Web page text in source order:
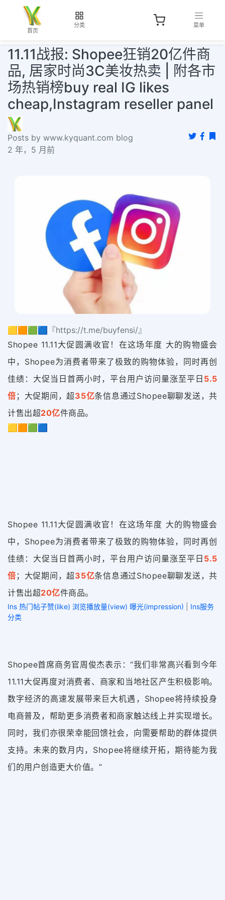
首页
分类 菜单
11.11战报: Shopee狂销20亿件商
品, 居家时尚3C美妆热卖 | 附各市
场热销榜buy real IG likes
cheap,Instagram reseller panel
Posts by www.kyquant.com blog
2 年，5 月前
🟨🟧🟩🟦『https://t.me/buyfensi/』
Shopee 11.11大促圆满收官！在这场年度 大的购物盛会
中，Shopee为消费者带来了极致的购物体验，同时再创
佳绩：大促当日首两小时，平台用户访问量涨至平日 5.5
倍 ；大促期间，超35亿条信息通过Shopee聊聊发送，共
计售出超20亿件商品。
🟨🟧🟩🟦
Shopee 11.11大促圆满收官！在这场年度 大的购物盛会
中，Shopee为消费者带来了极致的购物体验，同时再创
佳绩：大促当日首两小时，平台用户访问量涨至平日 5.5
倍 ；大促期间，超35亿条信息通过Shopee聊聊发送，共
计售出超20亿件商品。
Ins 热门帖子赞(like) 浏览播放量(view) 曝光(impression)
Ins服务
分类
Shopee首席商务官周俊杰表示：“我们非常高兴看到今年
11.11大促再度对消费者、商家和当地社区产生积极影响。
数字经济的高速发展带来巨大机遇，Shopee将持续投身
电商普及，帮助更多消费者和商家触达线上并实现增长。
同时，我们亦很荣幸能回馈社会，向需要帮助的群体提供
支持。未来的数月内，Shopee将继续开拓，期待能为我
们的用户创造更大价值。 ”